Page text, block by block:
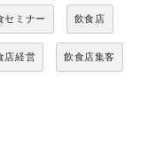
セミナー 飲食店
店経営 飲食店集客